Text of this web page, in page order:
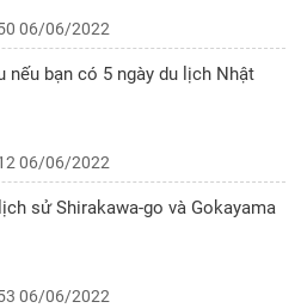
06/06/2022
nếu bạn có 5 ngày du lịch Nhật
06/06/2022
sử Shirakawa-go và Gokayama
06/06/2022